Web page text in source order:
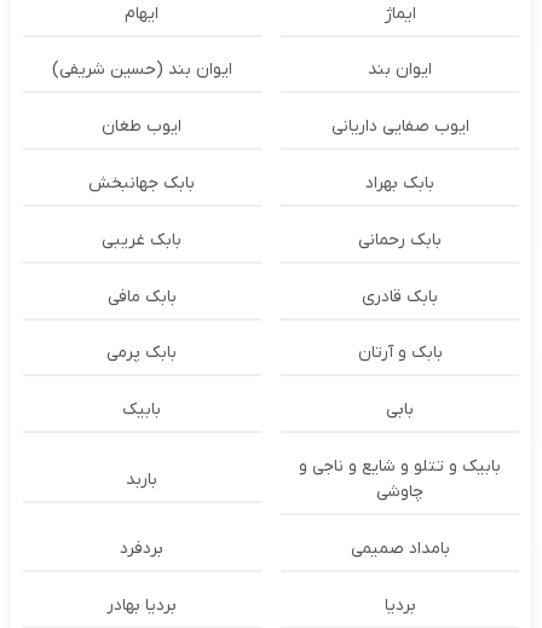
ایماژ ایهام
ایوان بند ایوان بند (حسین شریفی)
ایوب صفایی داریانی ایوب طغان
بابک بهراد بابک جهانبخش
بابک رحمانی بابک غریبی
بابک قادری بابک مافی
بابک و آرتان بابک پرمی
بابی بابیک
بابیک و تتلو و شایع و ناجی و
چاوشی
باربد
بامداد صمیمی بردفرد
بردیا بردیا بهادر